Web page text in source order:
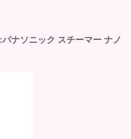
ナソニック スチーマー ナノ